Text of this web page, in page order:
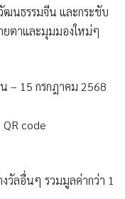
ฒนธรรมจีน และกระชับ
ตาและมุมมองใหม่ๆ
– 15 กรกฎาคม 2568
code
วัลอื่นๆ รวมมูลค่ากว่า 1